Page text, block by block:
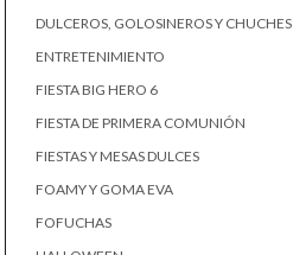
DULCEROS, GOLOSINEROS Y CHUCHES
ENTRETENIMIENTO
FIESTA BIG HERO 6
FIESTA DE PRIMERA COMUNIÓN
FIESTAS Y MESAS DULCES
FOAMY Y GOMA EVA
FOFUCHAS